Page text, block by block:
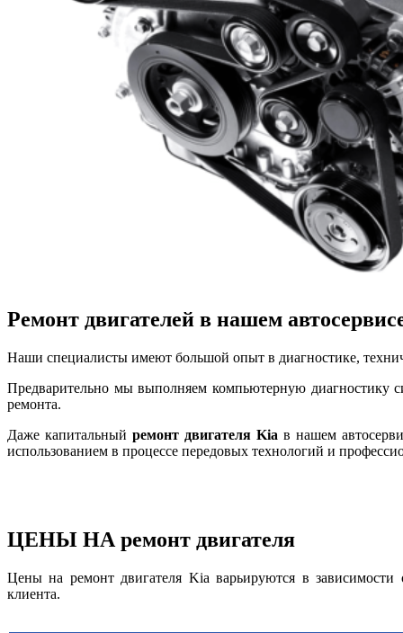
Ремонт двигателей в нашем
Наши специалисты имеют большой опыт в диагностике,
Предварительно мы выполняем компьютерную диагностику
ремонта.
Даже капитальный ремонт двигателя Kia в нашем
использованием в процессе передовых технологий и
ЦЕНЫ НА ремонт двигателя
Цены на ремонт двигателя Kia варьируются в
клиента.